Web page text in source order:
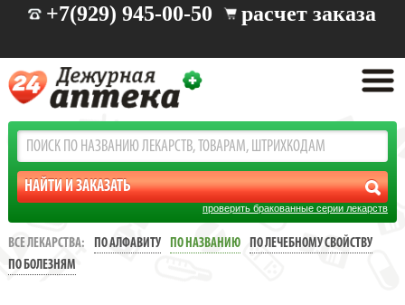
+7(929) 945-00-50 расчет заказа
проверить бракованные серии лекарств
ВСЕ ЛЕКАРСТВА: ПО АЛФАВИТУ ПО НАЗВАНИЮ
ПО ЛЕЧЕБНОМУ СВОЙСТВУ
ПО БОЛЕЗНЯМ